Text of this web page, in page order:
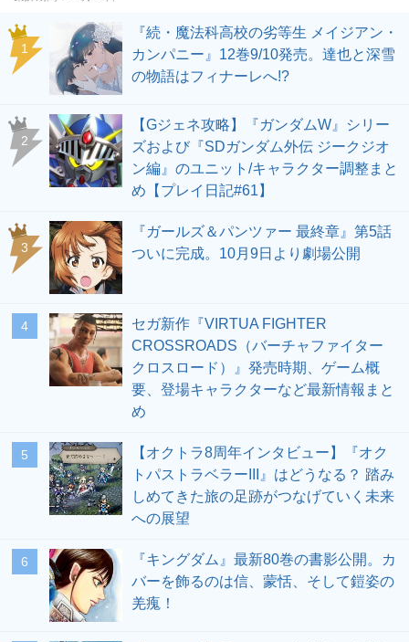
1
『続・魔法科高校の劣等生 メイジアン・
カンパニー』12巻9/10発売。達也と深雪
の物語はフィナーレへ!?
2
【Gジェネ攻略】『ガンダムW』シリー
ズおよび『SDガンダム外伝 ジークジオ
ン編』のユニット/キャラクター調整まと
め【プレイ日記#61】
3
『ガールズ＆パンツァー 最終章』第5話
ついに完成。10月9日より劇場公開
4
セガ新作『VIRTUA FIGHTER
CROSSROADS（バーチャファイター
クロスロード）』発売時期、ゲーム概
要、登場キャラクターなど最新情報まと
め
5
【オクトラ8周年インタビュー】『オク
トパストラベラーIII』はどうなる？ 踏み
しめてきた旅の足跡がつなげていく未来
への展望
6
『キングダム』最新80巻の書影公開。カ
バーを飾るのは信、蒙恬、そして鎧姿の
羌瘣！